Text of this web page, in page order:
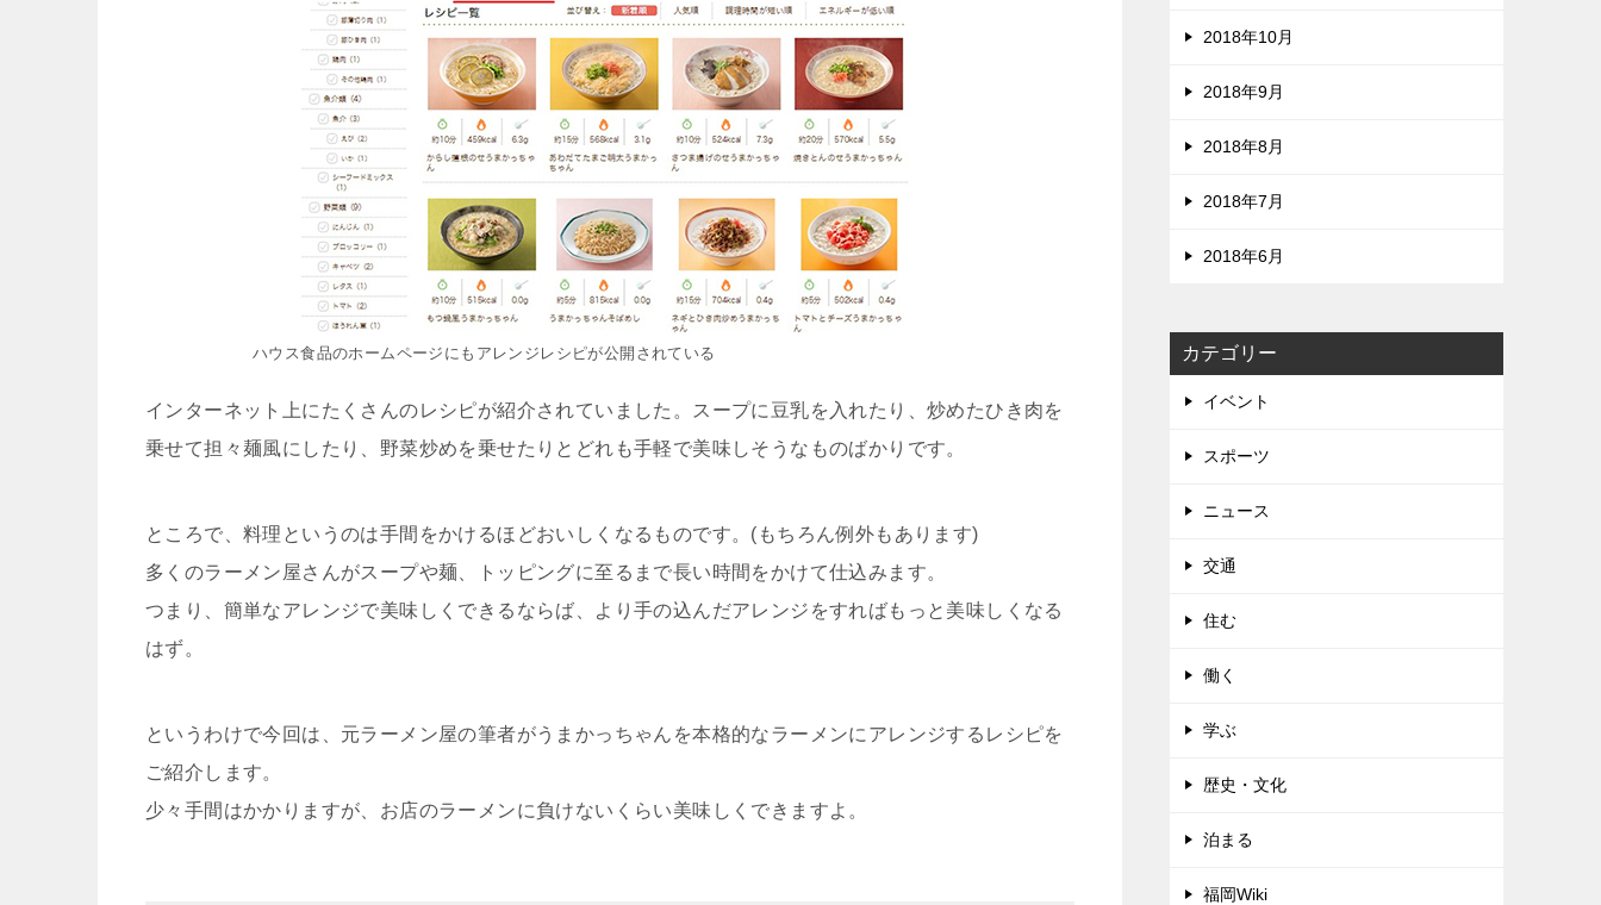
ハウス食品のホームページにもアレンジレシピが公開されている
インターネット上にたくさんのレシピが紹介されていました。スープに豆乳を入れたり、炒めたひき肉を
乗せて担々麺風にしたり、野菜炒めを乗せたりとどれも手軽で美味しそうなものばかりです。
ところで、料理というのは手間をかけるほどおいしくなるものです。(もちろん例外もあります)
多くのラーメン屋さんがスープや麺、トッピングに至るまで長い時間をかけて仕込みます。
つまり、簡単なアレンジで美味しくできるならば、より手の込んだアレンジをすればもっと美味しくなる
はず。
というわけで今回は、元ラーメン屋の筆者がうまかっちゃんを本格的なラーメンにアレンジするレシピを
ご紹介します。
少々手間はかかりますが、お店のラーメンに負けないくらい美味しくできますよ。
2018年10月
2018年9月
2018年8月
2018年7月
2018年6月
カテゴリー
イベント
スポーツ
ニュース
交通
住む
働く
学ぶ
歴史・文化
泊まる
福岡Wiki